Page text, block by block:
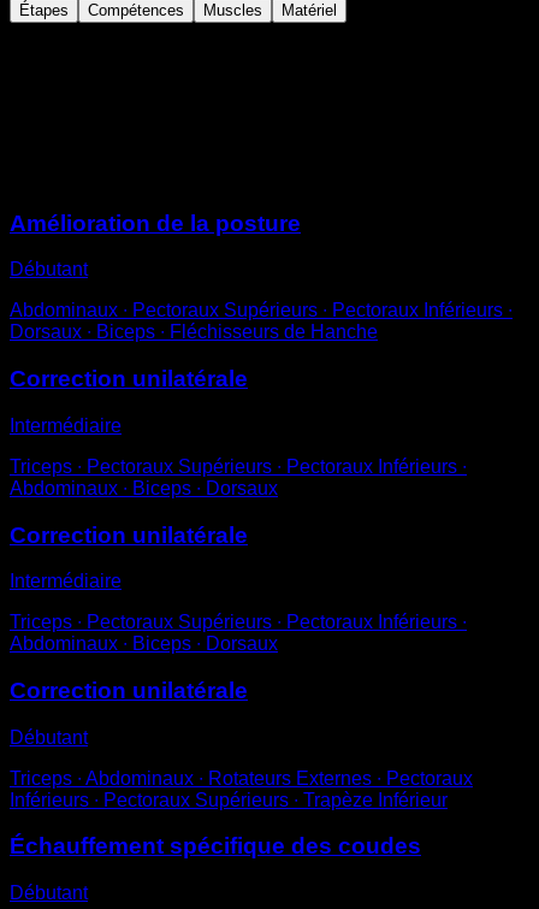
Étapes Compétences Muscles Matériel
Amélioration de la posture
Débutant
Abdominaux ∙ Pectoraux Supérieurs ∙ Pectoraux Inférieurs ∙
Dorsaux ∙ Biceps ∙ Fléchisseurs de Hanche
Correction unilatérale
Intermédiaire
Triceps ∙ Pectoraux Supérieurs ∙ Pectoraux Inférieurs ∙
Abdominaux ∙ Biceps ∙ Dorsaux
Correction unilatérale
Intermédiaire
Triceps ∙ Pectoraux Supérieurs ∙ Pectoraux Inférieurs ∙
Abdominaux ∙ Biceps ∙ Dorsaux
Correction unilatérale
Débutant
Triceps ∙ Abdominaux ∙ Rotateurs Externes ∙ Pectoraux
Inférieurs ∙ Pectoraux Supérieurs ∙ Trapèze Inférieur
Échauffement spécifique des coudes
Débutant